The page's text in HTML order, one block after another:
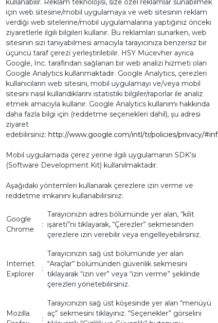
kullanabilir. Reklam teknolojisi, size özel reklamlar sunabilmek
için web sitesine/mobil uygulamaya ve web sitesinin reklam
verdiği web sitelerine/mobil uygulamalarına yaptığınız önceki
ziyaretlerle ilgili bilgileri kullanır. Bu reklamları sunarken, web
sitesinin sizi tanıyabilmesi amacıyla tarayıcınıza benzersiz bir
üçüncü taraf çerezi yerleştirilebilir. HSY Mücevher ayrıca
Google, Inc. tarafından sağlanan bir web analizi hizmeti olan
Google Analytics kullanmaktadır. Google Analytics, çerezleri
kullanıcıların web sitesini, mobil uygulamayı ve/veya mobil
sitesini nasıl kullandıklarını istatistiki bilgiler/raporlar ile analiz
etmek amacıyla kullanır. Google Analytics kullanımı hakkında
daha fazla bilgi için (reddetme seçenekleri dahil), şu adresi
ziyaret
edebilirsiniz: http://www.google.com/intl/tr/policies/privacy/
Mobil uygulamada çerez yerine ilgili uygulamanın SDK’sı
(Software Development Kit) kullanılmaktadır.
Aşağıdaki yöntemleri kullanarak çerezlere izin verme ve
reddetme imkanını kullanabilirsiniz:
Google
Chrome
:
Tarayıcınızın adres bölümünde yer alan, “kilit
işareti”ni tıklayarak, “Çerezler” sekmesinden
çerezlere izin verebilir veya engelleyebilirsiniz.
Internet
Explorer
:
Tarayıcınızın sağ üst bölümünde yer alan
“Araçlar” bölümünden güvenlik sekmesini
tıklayarak “izin ver” veya “izin verme” şeklinde
çerezleri yönetebilirsiniz.
Mozilla
:
Tarayıcınızın sağ üst köşesinde yer alan “menüyü
aç” sekmesini tıklayınız. “Seçenekler” görselini